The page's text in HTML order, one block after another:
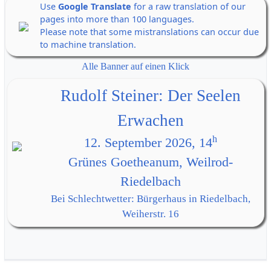
Use Google Translate for a raw translation of our
pages into more than 100 languages.
Please note that some mistranslations can occur due
to machine translation.
Alle Banner auf einen Klick
Rudolf Steiner: Der Seelen
Erwachen
12. September 2026, 14h
Grünes Goetheanum, Weilrod-
Riedelbach
Bei Schlechtwetter: Bürgerhaus in Riedelbach,
Weiherstr. 16